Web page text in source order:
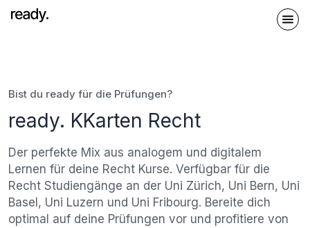
Bist du ready für die Prüfungen?
ready. KKarten Recht
Der perfekte Mix aus analogem und digitalem
Lernen für deine Recht Kurse. Verfügbar für die
Recht Studiengänge an der Uni Zürich, Uni Bern, Uni
Basel, Uni Luzern und Uni Fribourg. Bereite dich
optimal auf deine Prüfungen vor und profitiere von